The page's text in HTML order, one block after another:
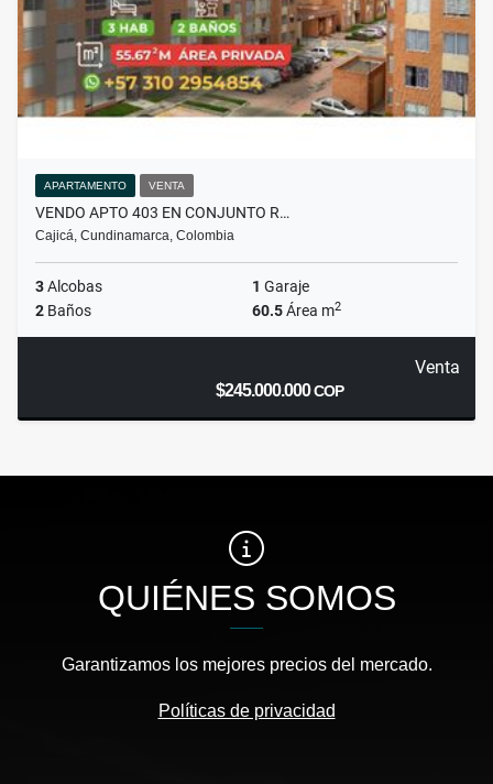
APARTAMENTO VENTA
VENDO APTO 403 EN CONJUNTO R…
Cajicá, Cundinamarca, Colombia
3Alcobas 1 Garaje
2 Baños 60.5Área m2
Venta
$245.000.000COP
QUIÉNES SOMOS
Garantizamos los mejores precios del mercado.
Políticas de privacidad